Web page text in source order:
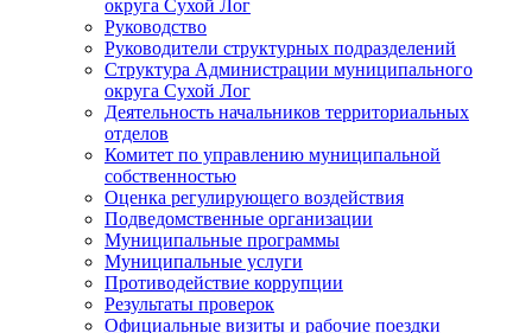
округа Сухой Лог
Руководство
Руководители структурных подразделений
Структура Администрации муниципального
округа Сухой Лог
Деятельность начальников территориальных
отделов
Комитет по управлению муниципальной
собственностью
Оценка регулирующего воздействия
Подведомственные организации
Муниципальные программы
Муниципальные услуги
Противодействие коррупции
Результаты проверок
Официальные визиты и рабочие поездки